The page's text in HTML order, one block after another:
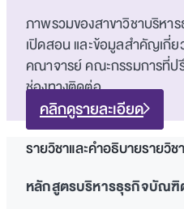
ภาพรวมของสาขาวิชาบริห
เปิดสอน และข้อมูลสำคัญเกี่
คณาจารย์ คณะกรรมการที่ป
ช่องทางติดต่อ
คลิกดูรายละเอียด
รายวิชาและคำอธิบายรายวิชา
หลักสูตรบริหารธุรกิจบัณ